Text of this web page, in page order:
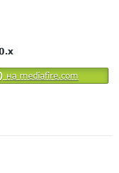
на mediafire.com